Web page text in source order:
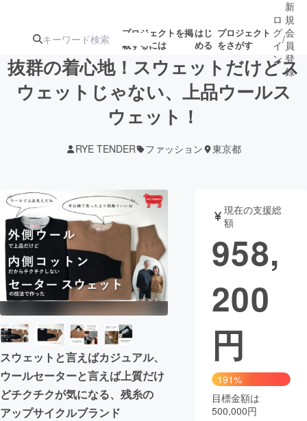
プロジェクトを掲
載するには
はじ
める
プロジェクト
をさがす
注目の新着プロ
募集終了が近いプ
テクノロジー・ガジェット
映像・映画 書籍・雑誌
ビジネス・起業 チャレンジ
まちづくり・地域活性化
CAMPFIRE for Social Good
CAMPFIRE Creation
CAMPFIREふるさと納税
コミュニティ
ロ
グ
イ
ン
/
新
規
会
員
登
録
抜群の着心地！スウェットだけどス
ウェットじゃない、上品ウールス
ウェット！
RYE TENDER ファッション 東京都
スウェットと言えばカジュアル、
ウールセーターと言えば上質だけ
どチクチクが気になる、残糸の
アップサイクルブランド
現在の支援総
額
958,
200
円
191%
目標金額は
500,000円